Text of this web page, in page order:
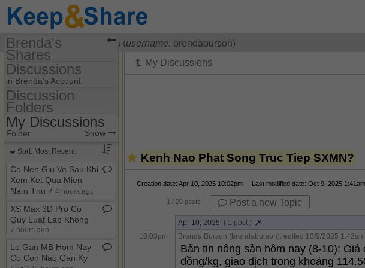
VisitingBrenda Burson (username: brendaburson)
Kenh Nao Phat Song Truc Tiep SXMN?
Creation date: Apr 10, 2025 10:02pm Last modified date: Oct 9, 2025
1 / 20 posts Post a new Topic
Apr 10, 2025 ( 1 post )
10:03pm
Brenda Burson (brendaburson): edited 10/9/2025 1:42am
Bản tin nông sản hôm nay (8-10):
đồng/kg, giao dịch trong khoảng
Brenda's
Shares
(brendaburson)
Share Page
Discussions
Discussions
in Brenda's Account
Discussion Folders
Discussion
Folders
Folder Set Show
My Discussions
Folder Show
Sort: Most Recent
Co Nen Giu Ve Sau Khi
Xem Ket Qua Mien
Nam Thu 7 4 hours ago
XS Max 3D Pro Co
Quy Luat Lap Khong
7 hours ago
Lo Gan MB Hom Nay
Co Con Nao Gan Ky